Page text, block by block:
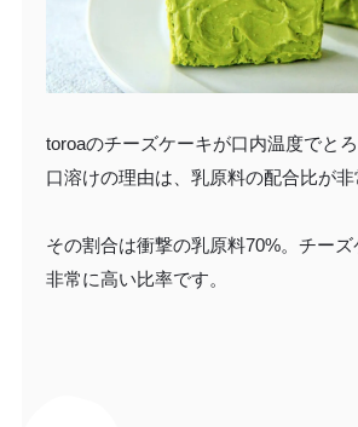
toroaのチーズケーキが口内温度でと
口溶けの理由は、乳原料の配合比が非
その割合は衝撃の乳原料70%。チー
非常に高い比率です。